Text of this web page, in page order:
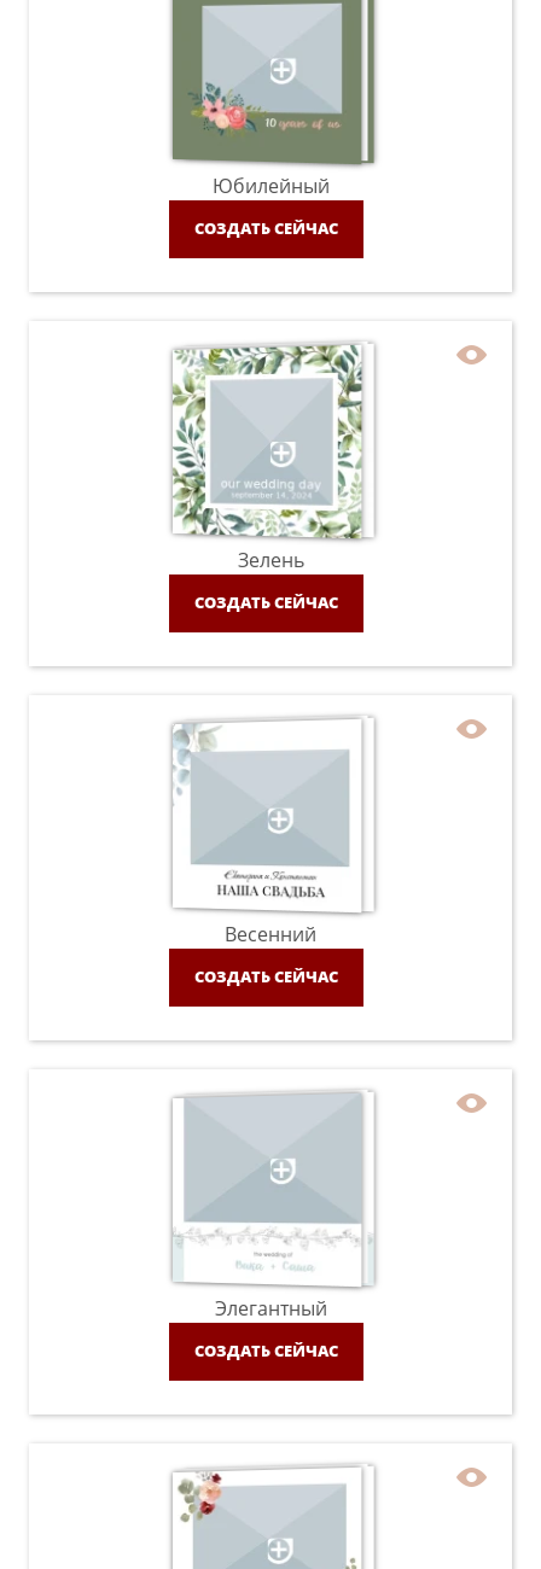
Юбилейный
СОЗДАТЬ СЕЙЧАС
Зелень
СОЗДАТЬ СЕЙЧАС
Весенний
СОЗДАТЬ СЕЙЧАС
Элегантный
СОЗДАТЬ СЕЙЧАС